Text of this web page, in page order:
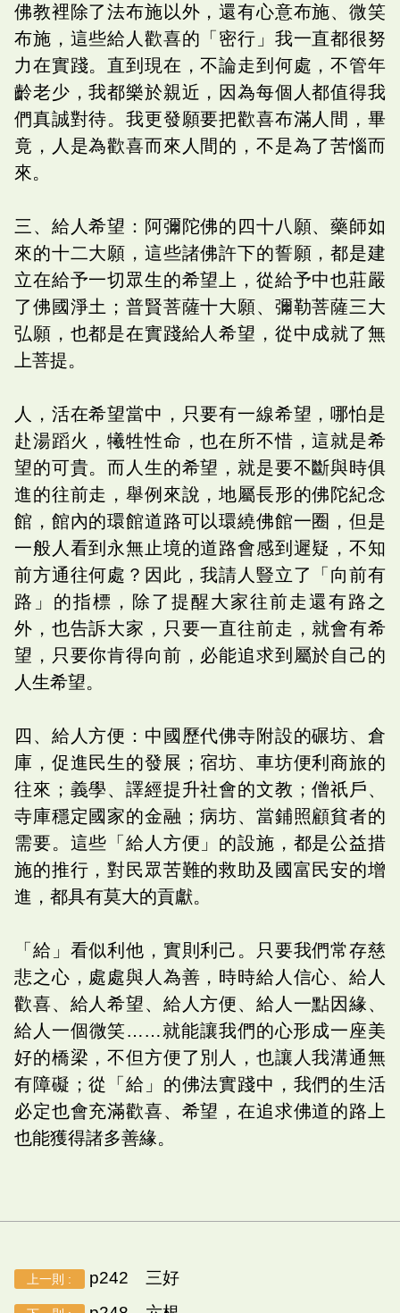
佛教裡除了法布施以外，還有心意布施、微笑
布施，這些給人歡喜的「密行」我一直都很努
力在實踐。直到現在，不論走到何處，不管年
齡老少，我都樂於親近，因為每個人都值得我
們真誠對待。我更發願要把歡喜布滿人間，畢
竟，人是為歡喜而來人間的，不是為了苦惱而
來。
三、給人希望：阿彌陀佛的四十八願、藥師如
來的十二大願，這些諸佛許下的誓願，都是建
立在給予一切眾生的希望上，從給予中也莊嚴
了佛國淨土；普賢菩薩十大願、彌勒菩薩三大
弘願，也都是在實踐給人希望，從中成就了無
上菩提。
人，活在希望當中，只要有一線希望，哪怕是
赴湯蹈火，犧牲性命，也在所不惜，這就是希
望的可貴。而人生的希望，就是要不斷與時俱
進的往前走，舉例來說，地屬長形的佛陀紀念
館，館內的環館道路可以環繞佛館一圈，但是
一般人看到永無止境的道路會感到遲疑，不知
前方通往何處？因此，我請人豎立了「向前有
路」的指標，除了提醒大家往前走還有路之
外，也告訴大家，只要一直往前走，就會有希
望，只要你肯得向前，必能追求到屬於自己的
人生希望。
四、給人方便：中國歷代佛寺附設的碾坊、倉
庫，促進民生的發展；宿坊、車坊便利商旅的
往來；義學、譯經提升社會的文教；僧祇戶、
寺庫穩定國家的金融；病坊、當鋪照顧貧者的
需要。這些「給人方便」的設施，都是公益措
施的推行，對民眾苦難的救助及國富民安的增
進，都具有莫大的貢獻。
「給」看似利他，實則利己。只要我們常存慈
悲之心，處處與人為善，時時給人信心、給人
歡喜、給人希望、給人方便、給人一點因緣、
給人一個微笑……就能讓我們的心形成一座美
好的橋梁，不但方便了別人，也讓人我溝通無
有障礙；從「給」的佛法實踐中，我們的生活
必定也會充滿歡喜、希望，在追求佛道的路上
也能獲得諸多善緣。
上一則 : p242 三好